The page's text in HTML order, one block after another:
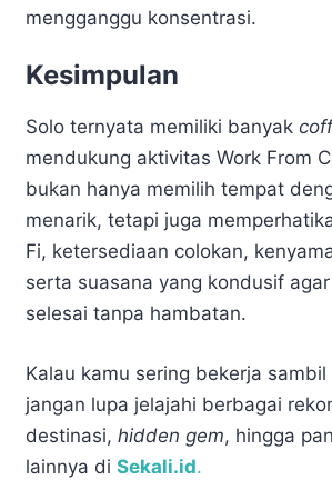
mengganggu konsentrasi.
Kesimpulan
Solo ternyata memiliki banyak
mendukung aktivitas Work From
bukan hanya memilih tempat
menarik, tetapi juga
Fi, ketersediaan colokan,
serta suasana yang kondusif
selesai tanpa hambatan.
Kalau kamu sering bekerja sambil
jangan lupa jelajahi berbagai
destinasi, hidden gem, hingga
lainnya di Sekali.id.